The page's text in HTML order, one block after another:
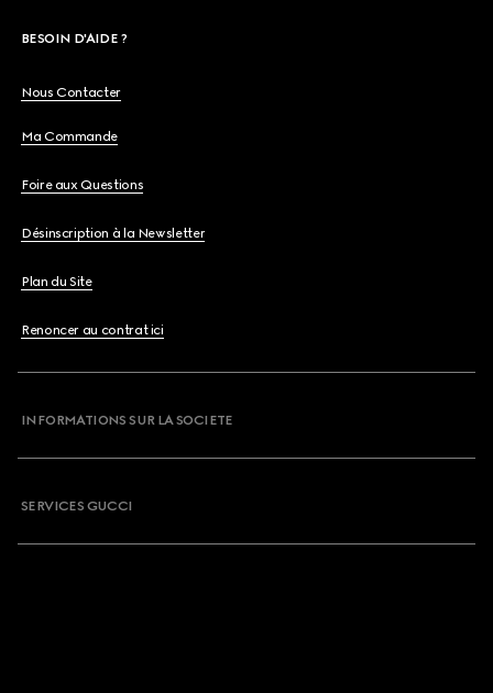
BESOIN D'AIDE ?
Nous Contacter
Ma Commande
Foire aux Questions
Désinscription à la Newsletter
Plan du Site
Renoncer au contrat ici
INFORMATIONS SUR LA SOCIETE
SERVICES GUCCI